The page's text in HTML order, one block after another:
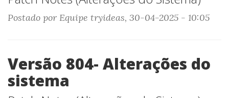
Postado por Equipe tryideas, 30-04-2025 - 10:05
Versão 804- Alterações do
sistema